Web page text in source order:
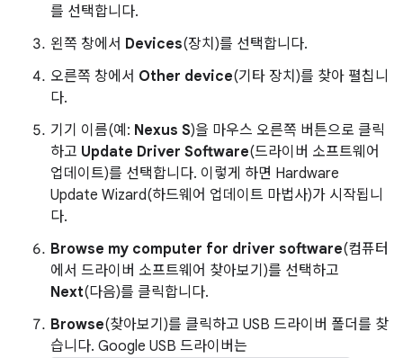
를 선택합니다.
왼쪽 창에서 Devices(장치)를 선택합니다.
오른쪽 창에서 Other device(기타 장치)를 찾아 펼칩니
다.
기기 이름(예: Nexus S)을 마우스 오른쪽 버튼으로 클릭
하고 Update Driver Software(드라이버 소프트웨어
업데이트)를 선택합니다. 이렇게 하면 Hardware
Update Wizard(하드웨어 업데이트 마법사)가 시작됩니
다.
Browse my computer for driver software(컴퓨터
에서 드라이버 소프트웨어 찾아보기)를 선택하고
Next(다음)를 클릭합니다.
Browse(찾아보기)를 클릭하고 USB 드라이버 폴더를 찾
습니다. Google USB 드라이버는